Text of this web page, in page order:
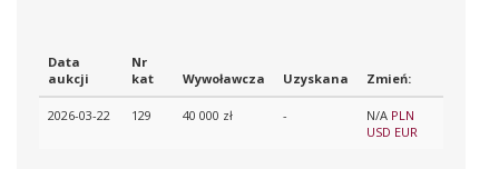
Data
aukcji
Nr
kat
Wywoławcza Uzyskana Zmień:
2026-03-22 129 40 000 zł - N/A PLN
USD EUR